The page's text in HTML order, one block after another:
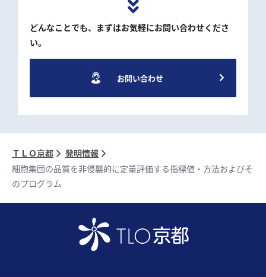
どんなことでも、まずはお気軽にお問い合わせくださ
い。
お問い合わせ
ＴＬＯ京都
発明情報
細胞集団の品質を非侵襲的に定量評価する指標値・方法およびそ
のプログラム